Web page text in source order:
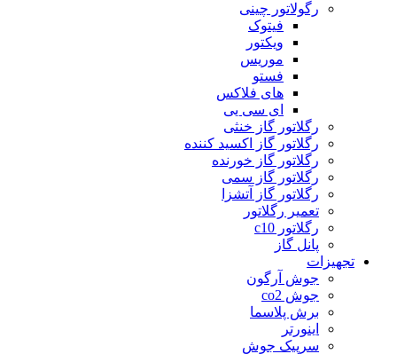
رگولاتور چینی
فیتوک
ویکتور
موریس
فستو
های فلاکس
ای سی یی
رگلاتور گاز خنثی
رگلاتور گاز اکسید کننده
رگلاتور گاز خورنده
رگلاتور گاز سمی
رگلاتور گاز آتشزا
تعمیر رگلاتور
رگلاتور c10
پانل گاز
تجهیزات
جوش آرگون
جوش co2
برش پلاسما
اینورتر
سرپیک جوش